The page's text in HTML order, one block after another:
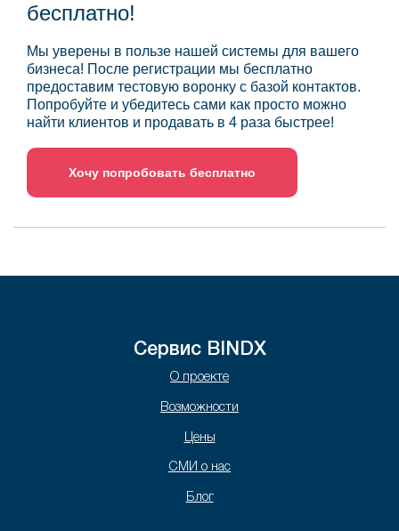
бесплатно!
Мы уверены в пользе нашей системы для вашего
бизнеса! После регистрации мы бесплатно
предоставим тестовую воронку с базой контактов.
Попробуйте и убедитесь сами как просто можно
найти клиентов и продавать в 4 раза быстрее!
Хочу попробовать бесплатно
Сервис BINDX
О проекте
Возможности
Цены
СМИ о нас
Блог